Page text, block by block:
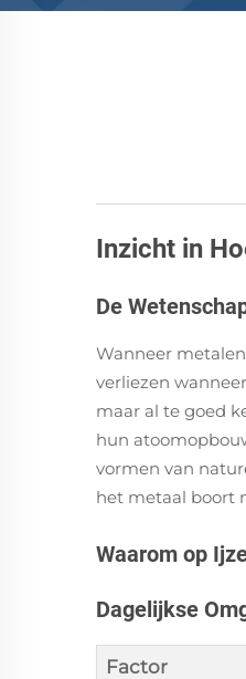
Inzicht in
De
Wanneer
verliezen
maar al te goed
hun
vormen van
het metaal boort
Waarom op
Dagelijkse
Factor